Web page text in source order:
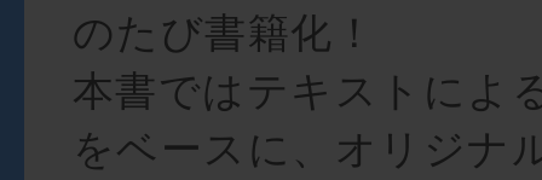
のたび書籍化！
本書ではテキストによ
をベースに、オリジナ